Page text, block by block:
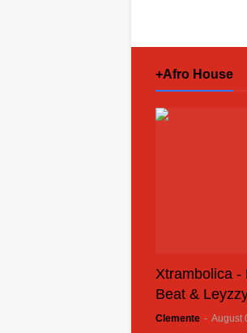
+Afro House
Xtrambolica -
Beat &
Clemente - August